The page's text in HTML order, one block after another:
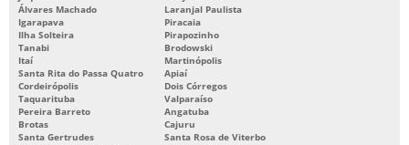
Álvares Machado
Laranjal Paulista
Igarapava
Piracaia
Ilha Solteira
Pirapozinho
Tanabi
Brodowski
Itaí
Martinópolis
Santa Rita do Passa Quatro
Apiaí
Cordeirópolis
Dois Córregos
Taquarituba
Valparaíso
Pereira Barreto
Angatuba
Brotas
Cajuru
Santa Gertrudes
Santa Rosa de Viterbo